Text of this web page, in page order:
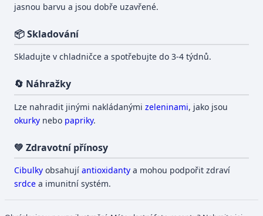
jasnou barvu a jsou dobře uzavřené.
📦 Skladování
Skladujte v chladničce a spotřebujte do 3-4 týdnů.
🔄 Náhražky
Lze nahradit jinými nakládanýmizeleninami, jako jsou
okurky nebo papriky.
💚 Zdravotní přínosy
Cibulky obsahujíantioxidanty a mohou podpořit zdraví
srdce a imunitní systém.